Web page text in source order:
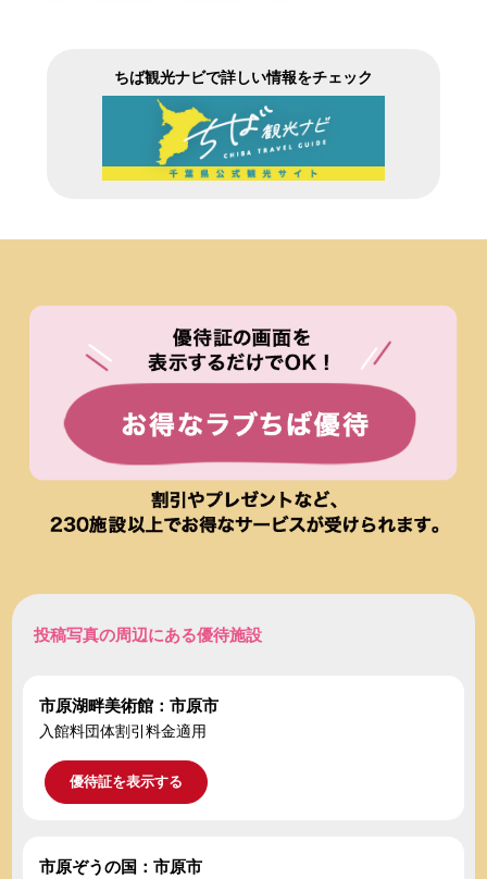
ちば観光ナビで詳しい情報をチェック
投稿写真の周辺にある優待施設
市原湖畔美術館：市原市
入館料団体割引料金適用
優待証を表示する
市原ぞうの国：市原市